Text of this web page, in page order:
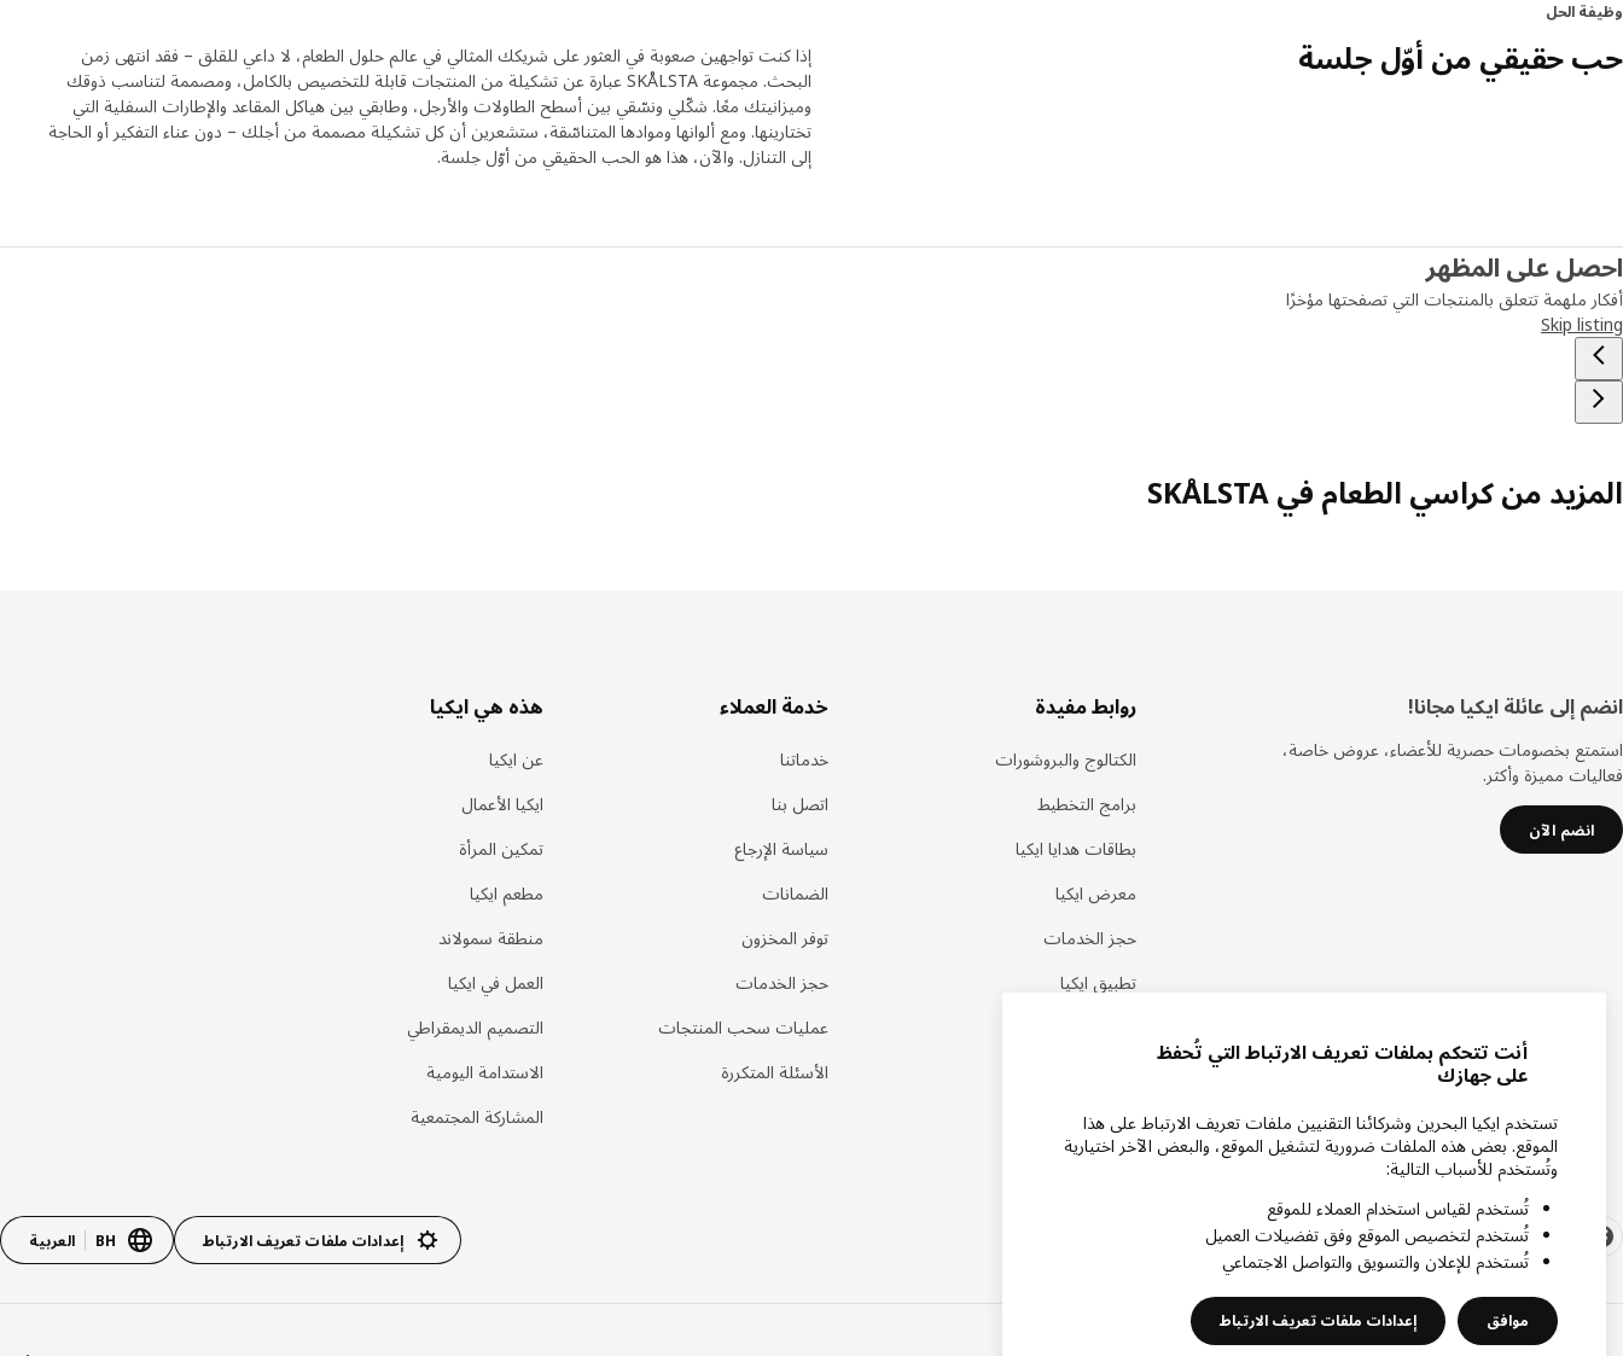
وظيفة الحل
حب حقيقي من أوّل جلسة
إذا كنت تواجهين صعوبة في العثور على شريكك المثالي في عالم حلول الطعام، لا داعي للقلق – فقد انتهى زمن
البحث. مجموعة SKÅLSTA عبارة عن تشكيلة من المنتجات قابلة للتخصيص بالكامل، ومصممة لتناسب ذوقك
وميزانيتك معًا. شكّلي ونسّقي بين أسطح الطاولات والأرجل، وطابقي بين هياكل المقاعد والإطارات السفلية التي
تختارينها. ومع ألوانها وموادها المتناسّقة، ستشعرين أن كل تشكيلة مصممة من أجلك – دون عناء التفكير أو الحاجة
إلى التنازل. والآن، هذا هو الحب الحقيقي من أوّل جلسة.
احصل على المظهر
أفكار ملهمة تتعلق بالمنتجات التي تصفحتها مؤخرًا
Skip listing
المزيد من كراسي الطعام في SKÅLSTA
أسفل
الصفحة
انضم إلى عائلة ايكيا مجانا!
استمتع بخصومات حصرية للأعضاء، عروض خاصة،
فعاليات مميزة وأكثر.
انضم الآن
روابط مفيدة
الكتالوج والبروشورات
برامج التخطيط
بطاقات هدايا ايكيا
معرض ايكيا
حجز الخدمات
تطبيق ايكيا
خدمة العملاء
خدماتنا
اتصل بنا
سياسة الإرجاع
الضمانات
توفر المخزون
حجز الخدمات
عمليات سحب المنتجات
الأسئلة المتكررة
هذه هي ايكيا
عن ايكيا
ايكيا الأعمال
تمكين المرأة
مطعم ايكيا
منطقة سمولاند
العمل في ايكيا
التصميم الديمقراطي
الاستدامة اليومية
المشاركة المجتمعية
إعدادات ملفات تعريف الارتباط BH العربية
أنت تتحكم بملفات تعريف الارتباط التي تُحفظ
على جهازك
تستخدم ايكيا البحرين وشركائنا التقنيين ملفات تعريف الارتباط على هذا
الموقع. بعض هذه الملفات ضرورية لتشغيل الموقع، والبعض الآخر اختيارية
وتُستخدم للأسباب التالية:
تُستخدم لقياس استخدام العملاء للموقع
تُستخدم لتخصيص الموقع وفق تفضيلات العميل
تُستخدم للإعلان والتسويق والتواصل الاجتماعي
موافق إعدادات ملفات تعريف الارتباط